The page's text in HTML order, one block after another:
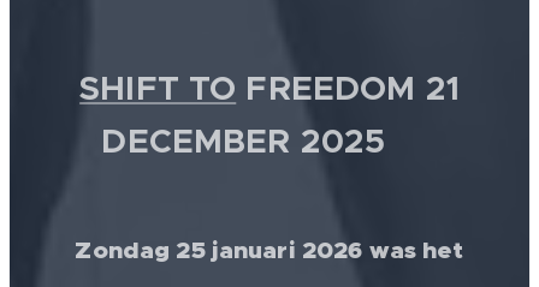
SHIFT TO FREEDOM 21
DECEMBER 2025 💫
Zondag 25 januari 2026 was het